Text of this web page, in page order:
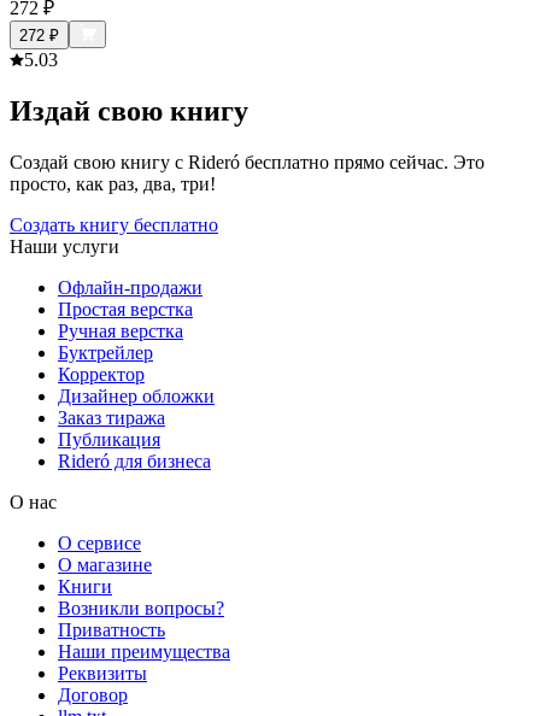
272 ₽
272 ₽
5.03
Издай свою книгу
Создай свою книгу с Rideró бесплатно прямо сейчас. Это
просто, как раз, два, три!
Создать книгу бесплатно
Наши услуги
Офлайн-продажи
Простая верстка
Ручная верстка
Буктрейлер
Корректор
Дизайнер обложки
Заказ тиража
Публикация
Rideró для бизнеса
О нас
О сервисе
О магазине
Книги
Возникли вопросы?
Приватность
Наши преимущества
Реквизиты
Договор